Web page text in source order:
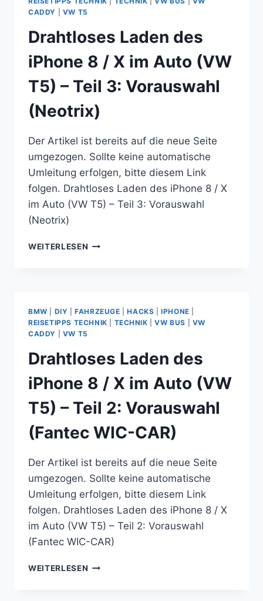
UNTER
100
EURO
SELBST
BAUEN
CADDY
VW T5
Drahtloses Laden des
iPhone 8 / X im Auto (VW
T5) – Teil 3: Vorauswahl
(Neotrix)
Der Artikel ist bereits auf die neue Seite
umgezogen. Sollte keine automatische
Umleitung erfolgen, bitte diesem Link
folgen. Drahtloses Laden des iPhone 8 / X
im Auto (VW T5) – Teil 3: Vorauswahl
(Neotrix)
WEITERLESEN DRAHTLOSES
(VW
T5)
–
TEIL
3:
VORAUSWAHL
(NEOTRIX)
BMW DIY |FAHRZEUGE |HACKS |IPHONE
REISETIPPS TECHNIK
TECHNIK |VW BUS
VW
CADDY
VW T5
Drahtloses Laden des
iPhone 8 / X im Auto (VW
T5) – Teil 2: Vorauswahl
(Fantec WIC-CAR)
Der Artikel ist bereits auf die neue Seite
umgezogen. Sollte keine automatische
Umleitung erfolgen, bitte diesem Link
folgen. Drahtloses Laden des iPhone 8 / X
im Auto (VW T5) – Teil 2: Vorauswahl
(Fantec WIC-CAR)
WEITERLESEN DRAHTLOSES